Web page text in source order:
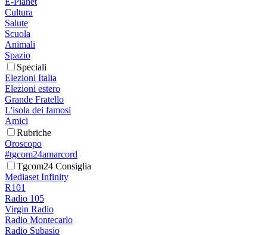
Cultura
Salute
Scuola
Animali
Spazio
Speciali
Elezioni Italia
Elezioni estero
Grande Fratello
L'isola dei famosi
Amici
Rubriche
Oroscopo
#tgcom24amarcord
Tgcom24 Consiglia
Mediaset Infinity
R101
Radio 105
Virgin Radio
Radio Montecarlo
Radio Subasio